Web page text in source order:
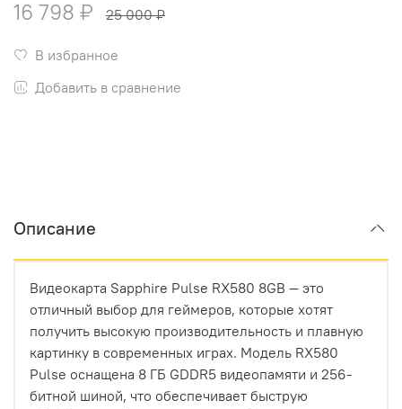
16 798 ₽ 25 000 ₽
В избранное
Добавить в сравнение
Описание
Видеокарта Sapphire Pulse RX580 8GB — это
отличный выбор для геймеров, которые хотят
получить высокую производительность и плавную
картинку в современных играх. Модель RX580
Pulse оснащена 8 ГБ GDDR5 видеопамяти и 256-
битной шиной, что обеспечивает быструю